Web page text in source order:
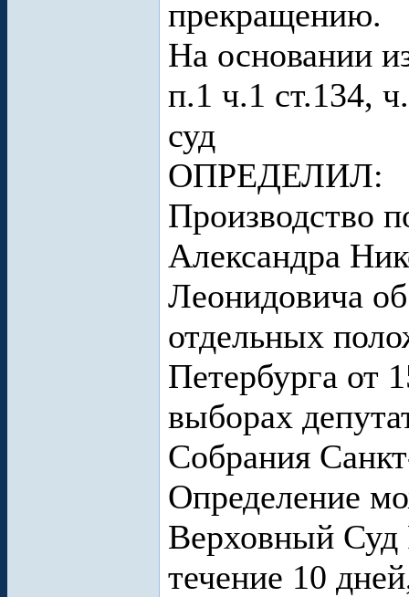
прекращению.
На основании
п.1 ч.1 ст.134,
суд
ОПРЕДЕЛИЛ:
Производство
Александра
Леонидовича
отдельных
Петербурга от
выборах
Собрания
Определение
Верховный Суд
течение 10